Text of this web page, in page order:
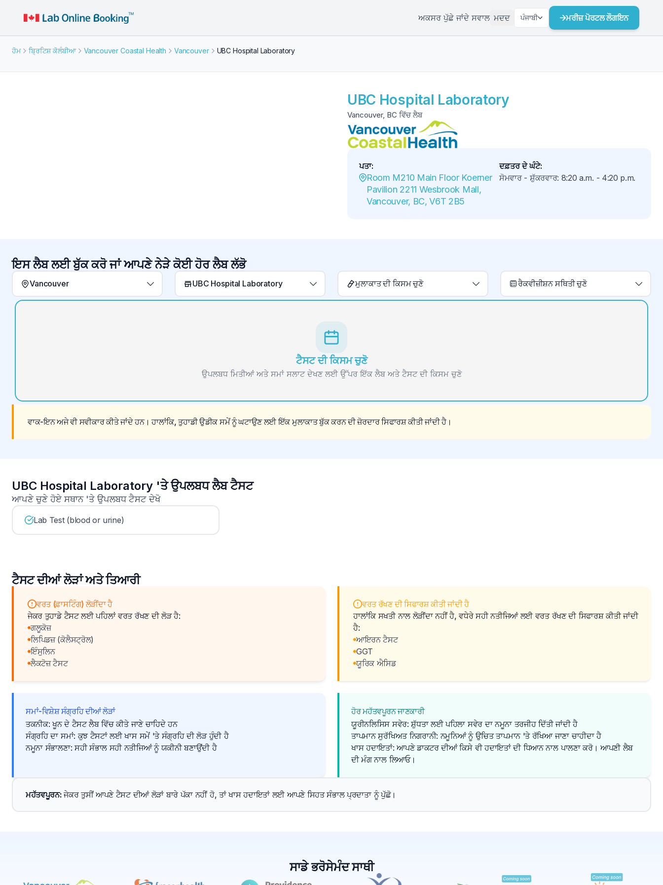
ਅਕਸਰ ਪੁੱਛੇ ਜਾਂਦੇ ਸਵਾਲ ਮਦਦ ਪੰਜਾਬੀ ਮਰੀਜ਼ ਪੋਰਟਲ ਲੌਗਇਨ
ਹੋਮ ਬ੍ਰਿਟਿਸ਼ ਕੋਲੰਬੀਆ Vancouver Coastal Health Vancouver UBC Hospital Laboratory
UBC Hospital Laboratory
Vancouver, BC ਵਿੱਚ ਲੈਬ
ਪਤਾ:
Room M210 Main Floor Koerner
Pavilion 2211 Wesbrook Mall,
Vancouver, BC, V6T 2B5
ਦਫ਼ਤਰ ਦੇ ਘੰਟੇ:
ਸੋਮਵਾਰ - ਸ਼ੁੱਕਰਵਾਰ: 8:20 a.m. - 4:20 p.m.
ਇਸ ਲੈਬ ਲਈ ਬੁੱਕ ਕਰੋ ਜਾਂ ਆਪਣੇ ਨੇੜੇ ਕੋਈ ਹੋਰ ਲੈਬ ਲੱਭੋ
Vancouver UBC Hospital Laboratory ਮੁਲਾਕਾਤ ਦੀ ਕਿਸਮ ਚੁਣੋ ਰੈਕਵੀਜ਼ੀਸ਼ਨ ਸਥਿਤੀ ਚੁਣੋ
ਟੈਸਟ ਦੀ ਕਿਸਮ ਚੁਣੋ
ਉਪਲਬਧ ਮਿਤੀਆਂ ਅਤੇ ਸਮਾਂ ਸਲਾਟ ਦੇਖਣ ਲਈ ਉੱਪਰ ਇੱਕ ਲੈਬ ਅਤੇ ਟੈਸਟ ਦੀ ਕਿਸਮ ਚੁਣੋ
ਵਾਕ-ਇਨ ਅਜੇ ਵੀ ਸਵੀਕਾਰ ਕੀਤੇ ਜਾਂਦੇ ਹਨ। ਹਾਲਾਂਕਿ, ਤੁਹਾਡੀ ਉਡੀਕ ਸਮੇਂ ਨੂੰ ਘਟਾਉਣ ਲਈ ਇੱਕ ਮੁਲਾਕਾਤ ਬੁੱਕ ਕਰਨ ਦੀ ਜ਼ੋਰਦਾਰ ਸਿਫਾਰਸ਼ ਕੀਤੀ ਜਾਂਦੀ ਹੈ।
UBC Hospital Laboratory 'ਤੇ ਉਪਲਬਧ ਲੈਬ ਟੈਸਟ
ਆਪਣੇ ਚੁਣੇ ਹੋਏ ਸਥਾਨ 'ਤੇ ਉਪਲਬਧ ਟੈਸਟ ਦੇਖੋ
Lab Test (blood or urine)
ਟੈਸਟ ਦੀਆਂ ਲੋੜਾਂ ਅਤੇ ਤਿਆਰੀ
ਵਰਤ (ਫ਼ਾਸਟਿੰਗ) ਲੋੜੀਂਦਾ ਹੈ
ਜੇਕਰ ਤੁਹਾਡੇ ਟੈਸਟ ਲਈ ਪਹਿਲਾਂ ਵਰਤ ਰੱਖਣ ਦੀ ਲੋੜ ਹੈ:
ਗਲੂਕੋਜ਼
ਲਿਪਿਡਜ਼ (ਕੋਲੈਸਟ੍ਰੋਲ)
ਇੰਸੁਲਿਨ
ਲੈਕਟੋਜ਼ ਟੈਸਟ
ਵਰਤ ਰੱਖਣ ਦੀ ਸਿਫਾਰਸ਼ ਕੀਤੀ ਜਾਂਦੀ ਹੈ
ਹਾਲਾਂਕਿ ਸਖਤੀ ਨਾਲ ਲੋੜੀਂਦਾ ਨਹੀਂ ਹੈ, ਵਧੇਰੇ ਸਹੀ ਨਤੀਜਿਆਂ ਲਈ ਵਰਤ ਰੱਖਣ ਦੀ ਸਿਫਾਰਸ਼ ਕੀਤੀ ਜਾਂਦੀ
ਹੈ:
ਆਇਰਨ ਟੈਸਟ
GGT
ਯੂਰਿਕ ਐਸਿਡ
ਸਮਾਂ-ਵਿਸ਼ੇਸ਼ ਸੰਗ੍ਰਹਿ ਦੀਆਂ ਲੋੜਾਂ
ਤਕਨੀਕ: ਖੂਨ ਦੇ ਟੈਸਟ ਲੈਬ ਵਿੱਚ ਕੀਤੇ ਜਾਣੇ ਚਾਹਿਦੇ ਹਨ
ਸੰਗ੍ਰਹਿ ਦਾ ਸਮਾਂ: ਕੁਝ ਟੈਸਟਾਂ ਲਈ ਖਾਸ ਸਮੇਂ 'ਤੇ ਸੰਗ੍ਰਹਿ ਦੀ ਲੋੜ ਹੁੰਦੀ ਹੈ
ਨਮੂਨਾ ਸੰਭਾਲਣਾ: ਸਹੀ ਸੰਭਾਲ ਸਹੀ ਨਤੀਜਿਆਂ ਨੂੰ ਯਕੀਨੀ ਬਣਾਉਂਦੀ ਹੈ
ਹੋਰ ਮਹੱਤਵਪੂਰਨ ਜਾਣਕਾਰੀ
ਯੂਰੀਨਲਿਸਿਸ ਸਵੇਰ: ਸ਼ੁੱਧਤਾ ਲਈ ਪਹਿਲਾ ਸਵੇਰ ਦਾ ਨਮੂਨਾ ਤਰਜੀਹ ਦਿੱਤੀ ਜਾਂਦੀ ਹੈ
ਤਾਪਮਾਨ ਸੁਰੱਖਿਅਤ ਨਿਗਰਾਨੀ: ਨਮੂਨਿਆਂ ਨੂੰ ਉਚਿਤ ਤਾਪਮਾਨ 'ਤੇ ਰੱਖਿਆ ਜਾਣਾ ਚਾਹੀਦਾ ਹੈ
ਖਾਸ ਹਦਾਇਤਾਂ: ਆਪਣੇ ਡਾਕਟਰ ਦੀਆਂ ਕਿਸੇ ਵੀ ਹਦਾਇਤਾਂ ਦੀ ਧਿਆਨ ਨਾਲ ਪਾਲਣਾ ਕਰੋ। ਆਪਣੀ ਲੈਬ
ਦੀ ਮੰਗ ਨਾਲ ਲਿਆਓ।
ਮਹੱਤਵਪੂਰਨ: ਜੇਕਰ ਤੁਸੀਂ ਆਪਣੇ ਟੈਸਟ ਦੀਆਂ ਲੋੜਾਂ ਬਾਰੇ ਪੱਕਾ ਨਹੀਂ ਹੋ, ਤਾਂ ਖਾਸ ਹਦਾਇਤਾਂ ਲਈ ਆਪਣੇ ਸਿਹਤ ਸੰਭਾਲ ਪ੍ਰਦਾਤਾ ਨੂੰ ਪੁੱਛੋ।
ਸਾਡੇ ਭਰੋਸੇਮੰਦ ਸਾਥੀ